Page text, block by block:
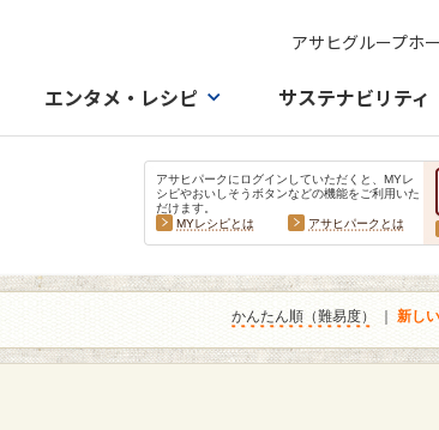
アサヒグループホ
エンタメ・レシピ サステナビリティ
アサヒパークにログインしていただくと、MYレ
シピやおいしそうボタンなどの機能をご利用いた
だけます。
MYレシピとは
アサヒパークとは
かんたん順（難易度） 新し